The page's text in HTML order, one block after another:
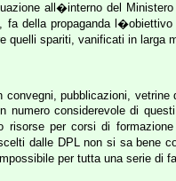
all�interno del
fa della propaganda
quelli spariti, vanificati in
pubblicazioni,
numero considerevole di
per corsi di
dalle DPL non si sa bene
per tutta una serie di